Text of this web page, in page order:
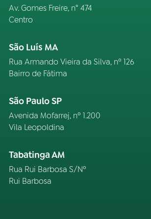
Av. Gomes Freire, n° 474
Centro
São Luís MA
Rua Armando Vieira da Silva, nº 126
Bairro de Fátima
São Paulo SP
Avenida Mofarrej, nº 1.200
Vila Leopoldina
Tabatinga AM
Rua Rui Barbosa S/Nº
Rui Barbosa